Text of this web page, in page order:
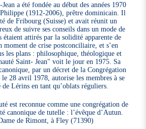
a été fondée au début des années 1970
(1912-2006), prêtre dominicain. Il
de Fribourg (Suisse) et avait réunit un
de suivre ses conseils dans un mode de
attirés par la solidité apparente de
moment de crise postconciliaire, et s’en
les plans : philosophique, théologique et
Saint- Jean" voit le jour en 1975. Sa
par un décret de la Congrégation
28 avril 1978, autorise les membres à se
de Lérins en tant qu’oblats réguliers.
est reconnue comme une congrégation de
canonique de tutelle : l’évêque d’Autun.
de Rimont, à Fley (71390)